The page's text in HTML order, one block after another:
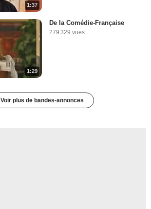
1:37
1:29
De la Comédie-Française
279 329 vues
Voir plus de bandes-annonces